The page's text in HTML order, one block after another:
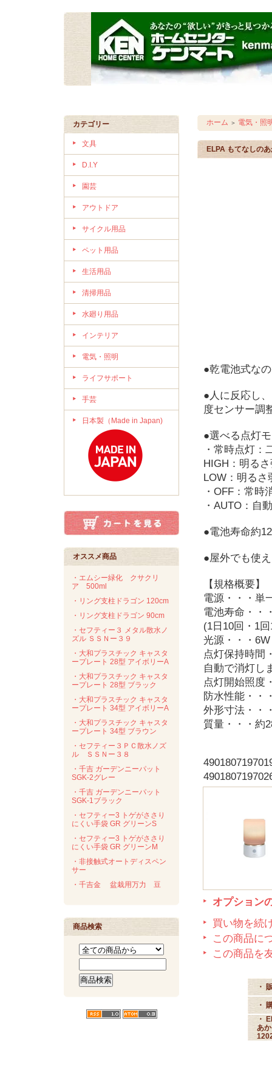
カテゴリー
文具
D.I.Y
園芸
アウトドア
サイクル用品
ペット用品
生活用品
清掃用品
水廻り用品
インテリア
電気・照明
ライフサポート
手芸
日本製（Made in Japan)
オススメ商品
・エムシー緑化 クサクリ
ア 500ml
・リング支柱ドラゴン 120cm
・リング支柱ドラゴン 90cm
・セフティー３ メタル散水ノ
ズル ＳＳＮー３９
・大和プラスチック キャスタ
ープレート 28型 アイボリーA
・大和プラスチック キャスタ
ープレート 28型 ブラック
・大和プラスチック キャスタ
ープレート 34型 アイボリーA
・大和プラスチック キャスタ
ープレート 34型 ブラウン
・セフティー３ＰＣ散水ノズ
ル ＳＳＮー３８
・千吉 ガーデンニーパット
SGK-2グレー
・千吉 ガーデンニーパット
SGK-1ブラック
・セフティー3 トゲがささり
にくい手袋 GR グリーンS
・セフティー3 トゲがささり
にくい手袋 GR グリーンM
・非接触式オートディスペン
サー
・千吉金 盆栽用万力 豆
商品検索
ホーム ＞ 電気・照
ELPA もてなしの
●乾電池式な
●人に反応し
度センサー調
●選べる点灯
・常時点灯：
HIGH：明る
LOW：明るさ
・OFF：常時
・AUTO：自
●電池寿命約
●屋外でも使
【規格概要】
電源・・・単
電池寿命・・
(1日10回・1
光源・・・
点灯保持時間
自動で消灯し
点灯開始照度
防水性能・・
外形寸法・・
質量・・・約
オプション
買い物を続
この商品に
この商品を
・
・
・
あ